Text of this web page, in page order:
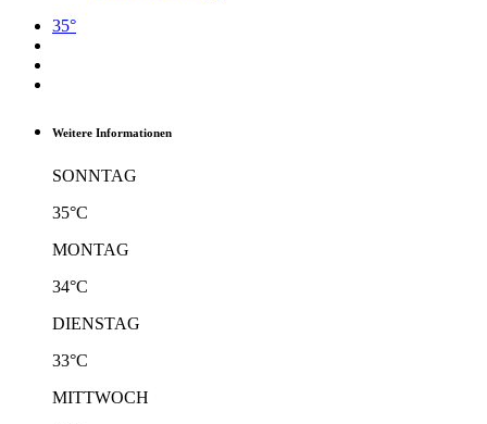
35°
Weitere Informationen
SONNTAG
35°C
MONTAG
34°C
DIENSTAG
33°C
MITTWOCH